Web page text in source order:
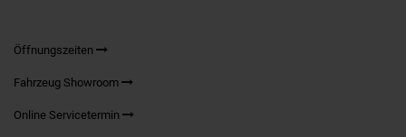
Öffnungszeiten
Fahrzeug Showroom
Online Servicetermin